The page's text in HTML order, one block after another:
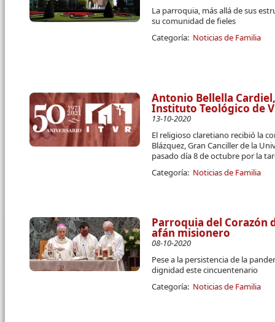
La parroquia, más allá de sus
su comunidad de fieles
Categoría: Noticias de Familia
Antonio Bellella
Instituto Teológico de
13-10-2020
El religioso claretiano recibió la
Blázquez, Gran Canciller de la
pasado día 8 de octubre por la
Categoría: Noticias de Familia
Parroquia del Corazón
afán misionero
08-10-2020
Pese a la persistencia de la
dignidad este cincuentenario
Categoría: Noticias de Familia